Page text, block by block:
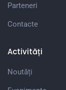
Parteneri
Contacte
Activități
Noutăți